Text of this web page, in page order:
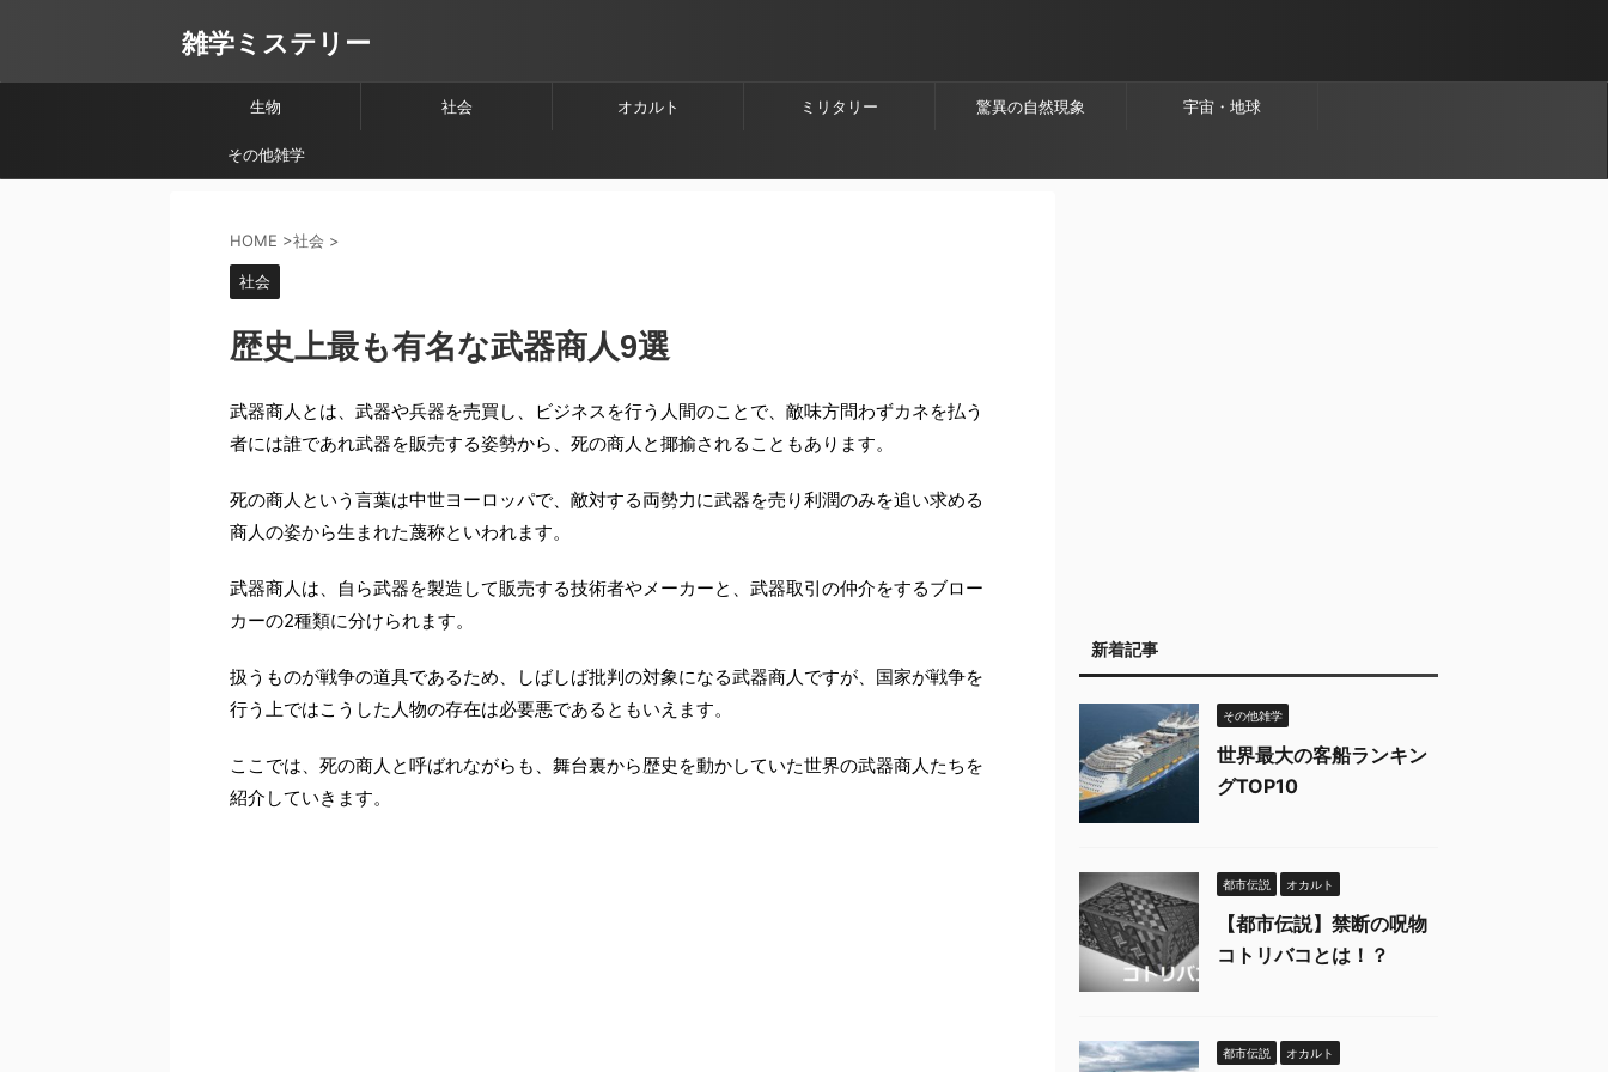
雑学ミステリー
生物 社会 オカルト ミリタリー 驚異の自然現象 宇宙・地球
その他雑学
HOME >社会 >
社会
歴史上最も有名な武器商人9選
武器商人とは、武器や兵器を売買し、ビジネスを行う人間のことで、敵味方問わずカネを払う
者には誰であれ武器を販売する姿勢から、死の商人と揶揄されることもあります。
死の商人という言葉は中世ヨーロッパで、敵対する両勢力に武器を売り利潤のみを追い求める
商人の姿から生まれた蔑称といわれます。
武器商人は、自ら武器を製造して販売する技術者やメーカーと、武器取引の仲介をするブロー
カーの2種類に分けられます。
扱うものが戦争の道具であるため、しばしば批判の対象になる武器商人ですが、国家が戦争を
行う上ではこうした人物の存在は必要悪であるともいえます。
ここでは、死の商人と呼ばれながらも、舞台裏から歴史を動かしていた世界の武器商人たちを
紹介していきます。
新着記事
その他雑学
世界最大の客船ランキン
グTOP10
都市伝説 オカルト
【都市伝説】禁断の呪物
コトリバコとは！？
都市伝説 オカルト